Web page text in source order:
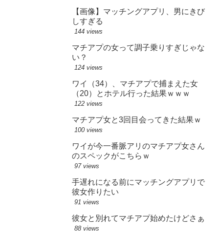
【画像】マッチングアプリ、男にきび
しすぎる
144 views
マチアプの女って調子乗りすぎじゃな
い？
124 views
ワイ（34）、マチアプで捕まえた女
（20）とホテル行った結果ｗｗｗ
122 views
マチアプ女と3回目会ってきた結果ｗ
100 views
ワイが今一番脈アリのマチアプ女さん
のスペックがこちらｗ
97 views
手遅れになる前にマッチングアプリで
彼女作りたい
91 views
彼女と別れてマチアプ始めたけどさぁ
88 views